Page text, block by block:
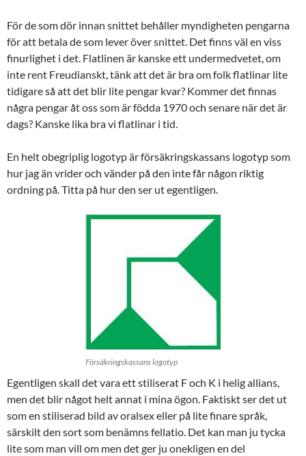
För de som dör innan snittet behåller myndigheten pengarna
för att betala de som lever över snittet. Det finns väl en viss
finurlighet i det. Flatlinen är kanske ett undermedvetet, om
inte rent Freudianskt, tänk att det är bra om folk flatlinar lite
tidigare så att det blir lite pengar kvar? Kommer det finnas
några pengar åt oss som är födda 1970 och senare när det är
dags? Kanske lika bra vi flatlinar i tid.
En helt obegriplig logotyp är försäkringskassans logotyp som
hur jag än vrider och vänder på den inte får någon riktig
ordning på. Titta på hur den ser ut egentligen.
Försäkringskassans logotyp
Egentligen skall det vara ett stiliserat F och K i helig allians,
men det blir något helt annat i mina ögon. Faktiskt ser det ut
som en stiliserad bild av oralsex eller på lite finare språk,
särskilt den sort som benämns fellatio. Det kan man ju tycka
lite som man vill om men det ger ju onekligen en del